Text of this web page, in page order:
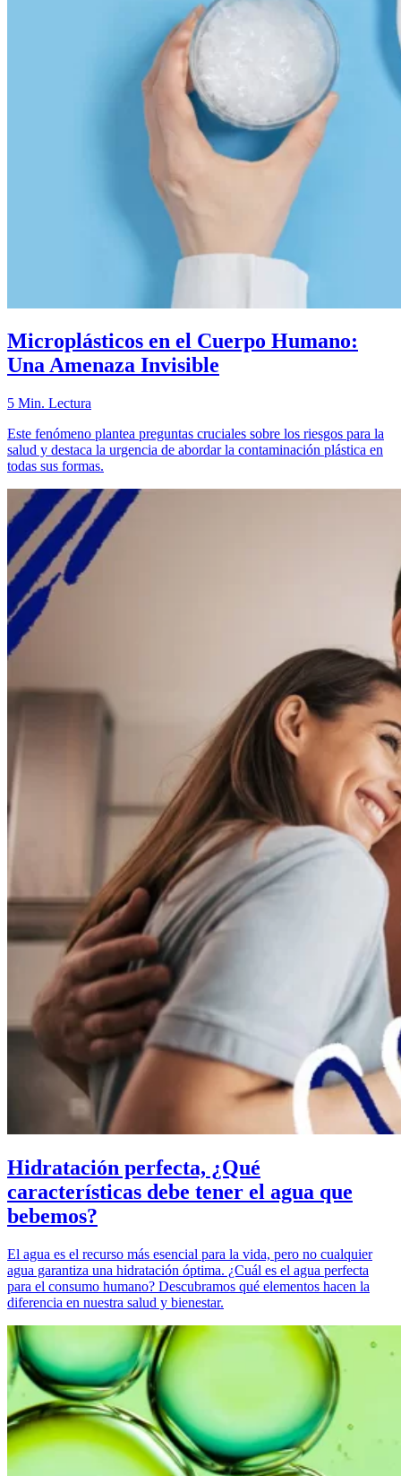
Microplásticos en el Cuerpo Humano:
Una Amenaza Invisible
5 Min. Lectura
Este fenómeno plantea preguntas cruciales sobre los riesgos para la
salud y destaca la urgencia de abordar la contaminación plástica en
todas sus formas.
Hidratación perfecta, ¿Qué
características debe tener el agua que
bebemos?
El agua es el recurso más esencial para la vida, pero no cualquier
agua garantiza una hidratación óptima. ¿Cuál es el agua perfecta
para el consumo humano? Descubramos qué elementos hacen la
diferencia en nuestra salud y bienestar.